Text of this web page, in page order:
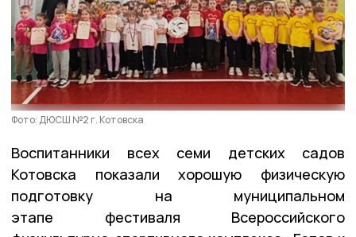
Фото: ДЮСШ №2 г. Котовска
Воспитанники всех семи детских садов
Котовска показали хорошую физическую
подготовку на муниципальном
этапе фестиваля Всероссийского